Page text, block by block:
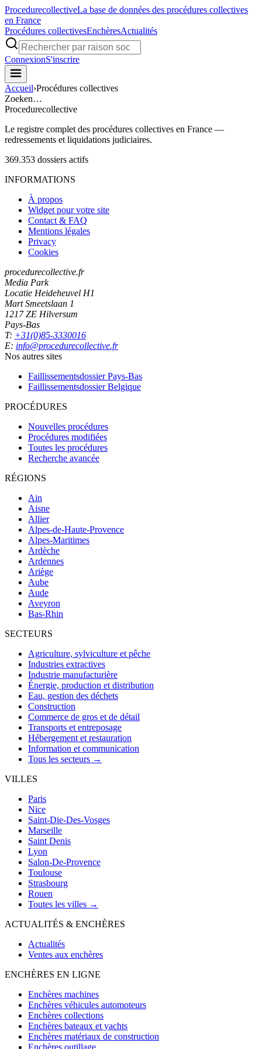
ProcedurecollectiveLa base de données des procédures collectives
en France
Procédures collectivesEnchèresActualités
ConnexionS'inscrire
Accueil›Procédures collectives
Zoeken…
Procedurecollective
Le registre complet des procédures collectives en France —
redressements et liquidations judiciaires.
369.353 dossiers actifs
INFORMATIONS
À propos
Widget pour votre site
Contact & FAQ
Mentions légales
Privacy
Cookies
procedurecollective.fr
Media Park
Locatie Heideheuvel H1
Mart Smeetslaan 1
1217 ZE Hilversum
Pays-Bas
T: +31(0)85-3330016
E: info@procedurecollective.fr
Nos autres sites
Faillissementsdossier Pays-Bas
Faillissementsdossier Belgique
PROCÉDURES
Nouvelles procédures
Procédures modifiées
Toutes les procédures
Recherche avancée
RÉGIONS
Ain
Aisne
Allier
Alpes-de-Haute-Provence
Alpes-Maritimes
Ardèche
Ardennes
Ariège
Aube
Aude
Aveyron
Bas-Rhin
SECTEURS
Agriculture, sylviculture et pêche
Industries extractives
Industrie manufacturière
Énergie, production et distribution
Eau, gestion des déchets
Construction
Commerce de gros et de détail
Transports et entreposage
Hébergement et restauration
Information et communication
Tous les secteurs →
VILLES
Paris
Nice
Saint-Die-Des-Vosges
Marseille
Saint Denis
Lyon
Salon-De-Provence
Toulouse
Strasbourg
Rouen
Toutes les villes →
ACTUALITÉS & ENCHÈRES
Actualités
Ventes aux enchères
ENCHÈRES EN LIGNE
Enchères machines
Enchères véhicules automoteurs
Enchères collections
Enchères bateaux et yachts
Enchères matériaux de construction
Enchères outillage